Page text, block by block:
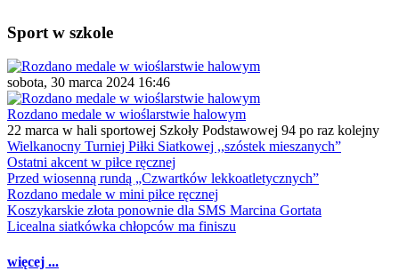
Sport w szkole
sobota, 30 marca 2024 16:46
Rozdano medale w wioślarstwie halowym
22 marca w hali sportowej Szkoły Podstawowej 94 po raz kolejny
Wielkanocny Turniej Piłki Siatkowej ,,szóstek mieszanych”
Ostatni akcent w piłce ręcznej
Przed wiosenną rundą „Czwartków lekkoatletycznych”
Rozdano medale w mini piłce ręcznej
Koszykarskie złota ponownie dla SMS Marcina Gortata
Licealna siatkówka chłopców ma finiszu
więcej ...